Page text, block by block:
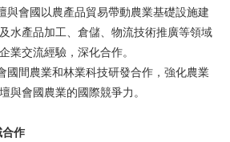
與會國以農產品貿易帶動農業基礎設施建
水產品加工、倉儲、物流技術推廣等領域
業交流經驗，深化合作。
國間農業和林業科技研發合作，強化農業
與會國農業的國際競爭力。
作